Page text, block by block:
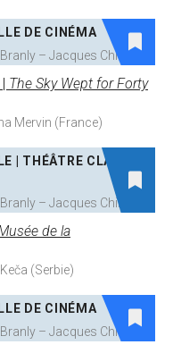
DE CINÉMA
– Jacques Chirac
The Sky Wept for Forty
Mervin (France)
| THÉÂTRE CLAUDE
– Jacques Chirac
de la
(Serbie)
DE CINÉMA
– Jacques Chirac